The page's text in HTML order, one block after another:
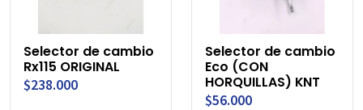
Selector de cambio
Rx115 ORIGINAL
$238.000
Selector de cambio
Eco (CON
HORQUILLAS) KNT
$56.000